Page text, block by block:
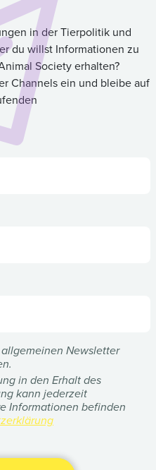
in der Tierpolitik und
du willst Informationen zu
Society erhalten?
Channels ein und bleibe auf
Newsletter
in den Erhalt des
kann jederzeit
Informationen befinden